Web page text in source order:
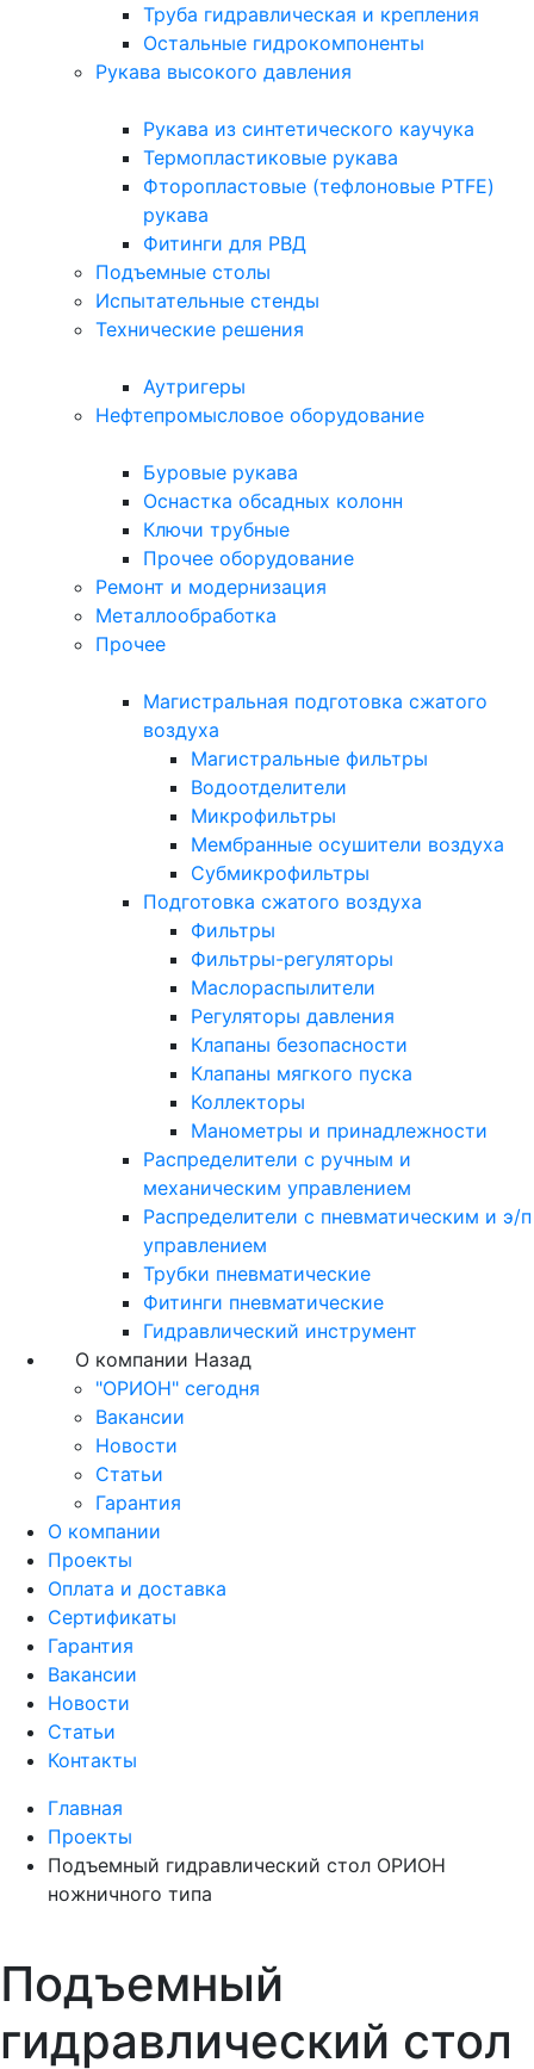
Труба гидравлическая и крепления
Остальные гидрокомпоненты
Рукава высокого давления
Рукава из синтетического каучука
Термопластиковые рукава
Фторопластовые (тефлоновые PTFE)
рукава
Фитинги для РВД
Подъемные столы
Испытательные стенды
Технические решения
Аутригеры
Нефтепромысловое оборудование
Буровые рукава
Оснастка обсадных колонн
Ключи трубные
Прочее оборудование
Ремонт и модернизация
Металлообработка
Прочее
Магистральная подготовка сжатого
воздуха
Магистральные фильтры
Водоотделители
Микрофильтры
Мембранные осушители воздуха
Субмикрофильтры
Подготовка сжатого воздуха
Фильтры
Фильтры-регуляторы
Маслораспылители
Регуляторы давления
Клапаны безопасности
Клапаны мягкого пуска
Коллекторы
Манометры и принадлежности
Распределители с ручным и
механическим управлением
Распределители с пневматическим и э/п
управлением
Трубки пневматические
Фитинги пневматические
Гидравлический инструмент
О компании Назад
"ОРИОН" сегодня
Вакансии
Новости
Статьи
Гарантия
О компании
Проекты
Оплата и доставка
Сертификаты
Гарантия
Вакансии
Новости
Статьи
Контакты
Главная
Проекты
Подъемный гидравлический стол ОРИОН
ножничного типа
Подъемный
гидравлический стол